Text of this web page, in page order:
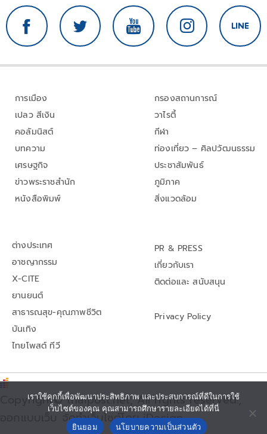
การเมือง
เปลว สีเงิน
คอลัมนิสต์
บทความ
เศรษฐกิจ
ข่าวพระราชสำนัก
หนังสือพิมพ์
กรองสถานการณ์
วาไรตี้
กีฬา
ท่องเที่ยว – ศิลปวัฒนธรรม
ประชาสัมพันธ์
ภูมิภาค
สิ่งแวดล้อม
ต่างประเทศ
อาชญากรรม
X-CITE
ยานยนต์
สาธารณสุข-คุณภาพชีวิต
บันเทิง
ไทยโพสต์ ทีวี
PR & PRESS
เกี่ยวกับเรา
ติดต่อและ สนับสนุน
Privacy Policy
Copyright© thaipost.net, All rights reserved.,
ออกแบบเว็บ จัดทำเว็บไซต์โดย iDesign
เราใช้คุกกี้เพื่อพัฒนาประสิทธิภาพ และประสบการณ์ที่ดีในการใช้
เว็บไซต์ของคุณ คุณสามารถศึกษารายละเอียดได้ที่นี่
ยินยอม
นโยบายความเป็นส่วนตัว